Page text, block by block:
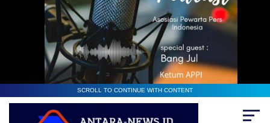
SCROLL TO CONTINUE WITH CONTENT